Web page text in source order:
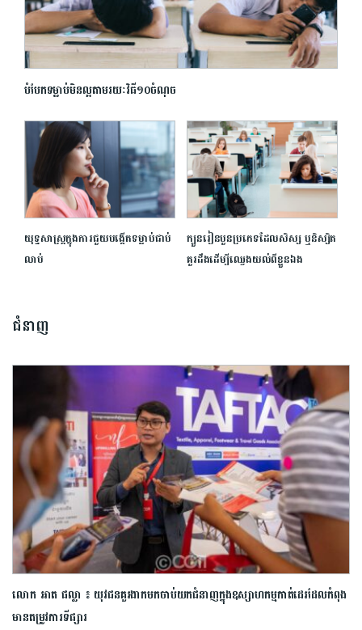
បំបែកទម្លាប់មិនល្អតាមរយៈវិធី១០ចំណុច
យុទ្ធសាស្ត្រក្នុងការ​ជួយ​បង្កើតទម្លាប់ជាប់
លាប់
ក្បួនរៀនបួនប្រភេទដែលសិស្ស ឬនិស្សិត
គួរដឹងដើម្បីឈ្វេងយល់ពីខ្លួនឯង
ជំនាញ
លោក អាត ផល្លា ៖ យុវជនគួរងាកមកចាប់យកជំនាញក្នុងឧស្សាហកម្មកាត់ដេរដែលកំពុង
មានតម្រូវការទីផ្សារ